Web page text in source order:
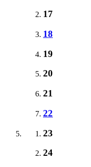
17
18
19
20
21
22
23
24